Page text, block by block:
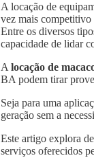
A locação de
vez mais competitivo
Entre os diversos
capacidade de lidar
A locação de
BA podem tirar
Seja para uma
geração sem a
Este artigo explora
serviços oferecidos